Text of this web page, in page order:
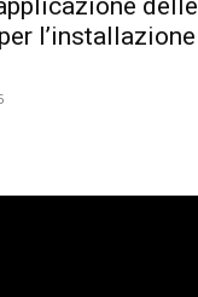
l’installazione